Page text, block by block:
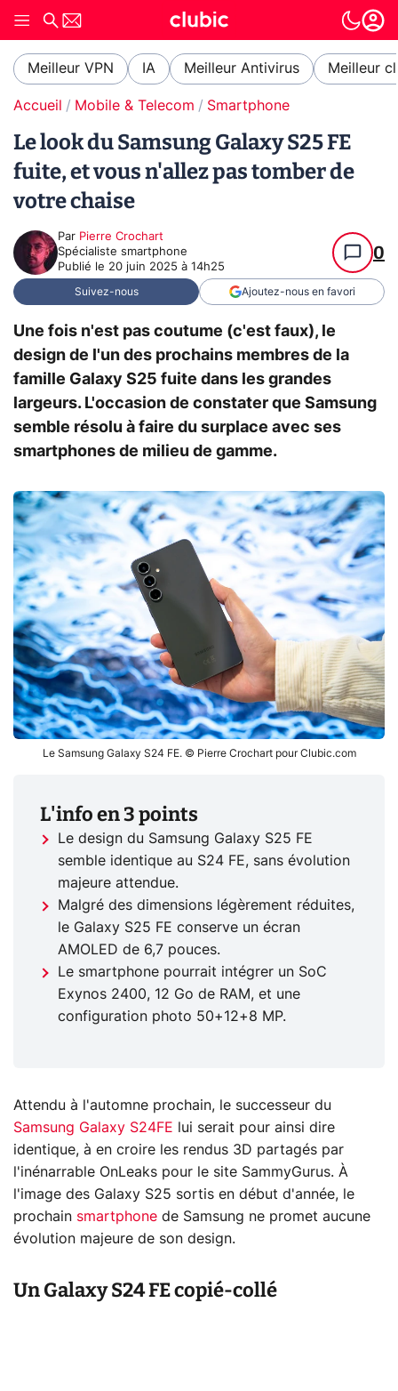
Meilleur VPN IA Meilleur Antivirus Meilleur
Accueil Mobile & Telecom Smartphone
Le look du Samsung Galaxy S25 FE
fuite, et vous n'allez pas tomber de
votre chaise
Par Pierre Crochart
Spécialiste smartphone
Publié le 20 juin 2025 à 14h25
0
Suivez-nous Ajoutez-nous en favori
Une fois n'est pas coutume (c'est faux), le
design de l'un des prochains membres de la
famille Galaxy S25 fuite dans les grandes
largeurs. L'occasion de constater que Samsung
semble résolu à faire du surplace avec ses
smartphones de milieu de gamme.
Le Samsung Galaxy S24 FE. © Pierre Crochart pour Clubic.com
L'info en 3 points
Le design du Samsung Galaxy S25 FE
semble identique au S24 FE, sans évolution
majeure attendue.
Malgré des dimensions légèrement réduites,
le Galaxy S25 FE conserve un écran
AMOLED de 6,7 pouces.
Le smartphone pourrait intégrer un SoC
Exynos 2400, 12 Go de RAM, et une
configuration photo 50+12+8 MP.
Attendu à l'automne prochain, le successeur du
Samsung Galaxy S24FE lui serait pour ainsi dire
identique, à en croire les rendus 3D partagés par
l'inénarrable OnLeaks pour le site SammyGurus. À
l'image des Galaxy S25 sortis en début d'année, le
prochain smartphone de Samsung ne promet aucune
évolution majeure de son design.
Un Galaxy S24 FE copié-collé